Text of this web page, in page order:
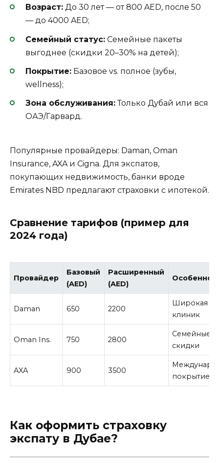
Возраст: До 30 лет — от 800 AED, после 50
— до 4000 AED;
Семейный статус: Семейные пакеты
выгоднее (скидки 20–30% на детей);
Покрытие: Базовое vs. полное (зубы,
wellness);
Зона обслуживания:Только Дубай или вся
ОАЭ/Гарвард.
Популярные провайдеры: Daman, Oman
Insurance, AXA и Cigna. Для экспатов,
покупающих недвижимость, банки вроде
Emirates NBD предлагают страховки с ипотекой.
Сравнение тарифов (пример для
2024 года)
Провайдер
Базовый
(AED)
Расширенный
(AED)
Daman 650 2200
Широкая
клиник
Oman Ins. 750 2800
Семейные
скидки
AXA 900 3500
покрытие
Как оформить страховку
экспату в Дубае?